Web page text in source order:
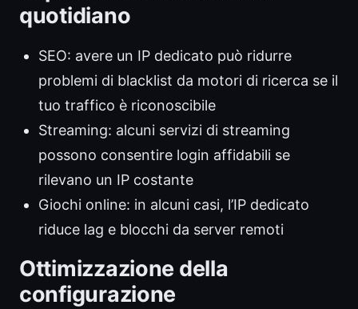
quotidiano
SEO: avere un IP dedicato può ridurre
problemi di blacklist da motori di ricerca se il
tuo traffico è riconoscibile
Streaming: alcuni servizi di streaming
possono consentire login affidabili se
rilevano un IP costante
Giochi online: in alcuni casi, l’IP dedicato
riduce lag e blocchi da server remoti
Ottimizzazione della
configurazione